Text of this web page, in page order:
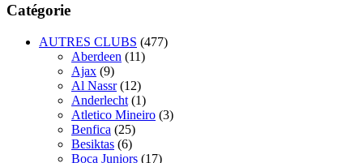
Catégorie
AUTRES CLUBS (477)
Aberdeen (11)
Ajax (9)
Al Nassr (12)
Anderlecht (1)
Atletico Mineiro (3)
Benfica (25)
Besiktas (6)
Boca Juniors (17)